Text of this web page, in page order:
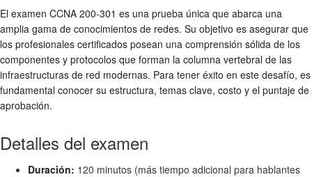
El examen CCNA 200-301 es una prueba única que abarca una
amplia gama de conocimientos de redes. Su objetivo es asegurar que
los profesionales certificados posean una comprensión sólida de los
componentes y protocolos que forman la columna vertebral de las
infraestructuras de red modernas. Para tener éxito en este desafío, es
fundamental conocer su estructura, temas clave, costo y el puntaje de
aprobación.
Detalles del examen
Duración: 120 minutos (más tiempo adicional para hablantes